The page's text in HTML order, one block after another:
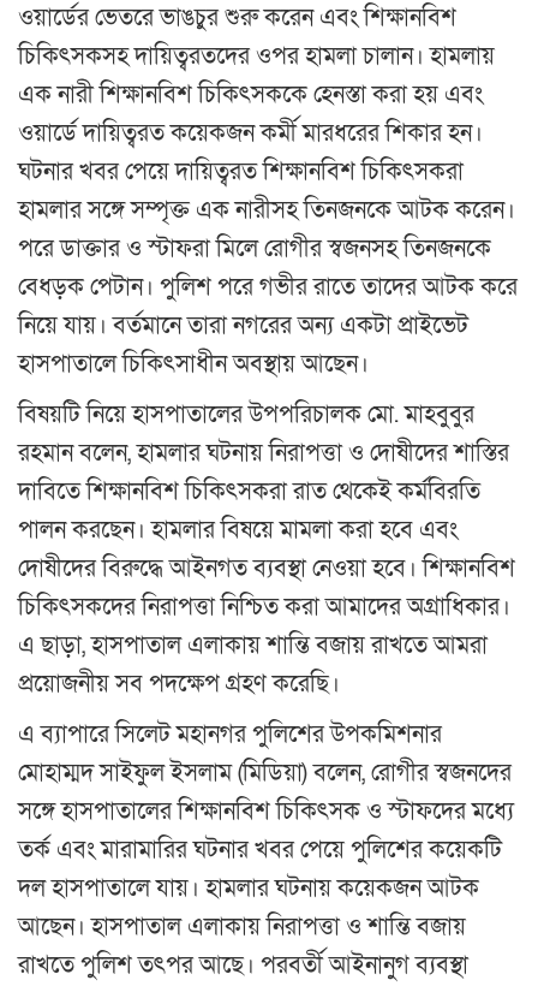
ওয়ার্ডের ভেতরে ভাঙচুর শুরু করেন এবং শিক্ষানবিশ
চিকিৎসকসহ দায়িত্বরতদের ওপর হামলা চালান। হামলায়
এক নারী শিক্ষানবিশ চিকিৎসককে হেনস্তা করা হয় এবং
ওয়ার্ডে দায়িত্বরত কয়েকজন কর্মী মারধরের শিকার হন।
ঘটনার খবর পেয়ে দায়িত্বরত শিক্ষানবিশ চিকিৎসকরা
হামলার সঙ্গে সম্পৃক্ত এক নারীসহ তিনজনকে আটক করেন।
পরে ডাক্তার ও স্টাফরা মিলে রোগীর স্বজনসহ তিনজনকে
বেধড়ক পেটান। পুলিশ পরে গভীর রাতে তাদের আটক করে
নিয়ে যায়। বর্তমানে তারা নগরের অন্য একটা প্রাইভেট
হাসপাতালে চিকিৎসাধীন অবস্থায় আছেন।
বিষয়টি নিয়ে হাসপাতালের উপপরিচালক মো. মাহবুবুর
রহমান বলেন, হামলার ঘটনায় নিরাপত্তা ও দোষীদের শাস্তির
দাবিতে শিক্ষানবিশ চিকিৎসকরা রাত থেকেই কর্মবিরতি
পালন করছেন। হামলার বিষয়ে মামলা করা হবে এবং
দোষীদের বিরুদ্ধে আইনগত ব্যবস্থা নেওয়া হবে। শিক্ষানবিশ
চিকিৎসকদের নিরাপত্তা নিশ্চিত করা আমাদের অগ্রাধিকার।
এ ছাড়া, হাসপাতাল এলাকায় শান্তি বজায় রাখতে আমরা
প্রয়োজনীয় সব পদক্ষেপ গ্রহণ করেছি।
এ ব্যাপারে সিলেট মহানগর পুলিশের উপকমিশনার
মোহাম্মদ সাইফুল ইসলাম (মিডিয়া) বলেন, রোগীর স্বজনদের
সঙ্গে হাসপাতালের শিক্ষানবিশ চিকিৎসক ও স্টাফদের মধ্যে
তর্ক এবং মারামারির ঘটনার খবর পেয়ে পুলিশের কয়েকটি
দল হাসপাতালে যায়। হামলার ঘটনায় কয়েকজন আটক
আছেন। হাসপাতাল এলাকায় নিরাপত্তা ও শান্তি বজায়
রাখতে পুলিশ তৎপর আছে। পরবর্তী আইনানুগ ব্যবস্থা